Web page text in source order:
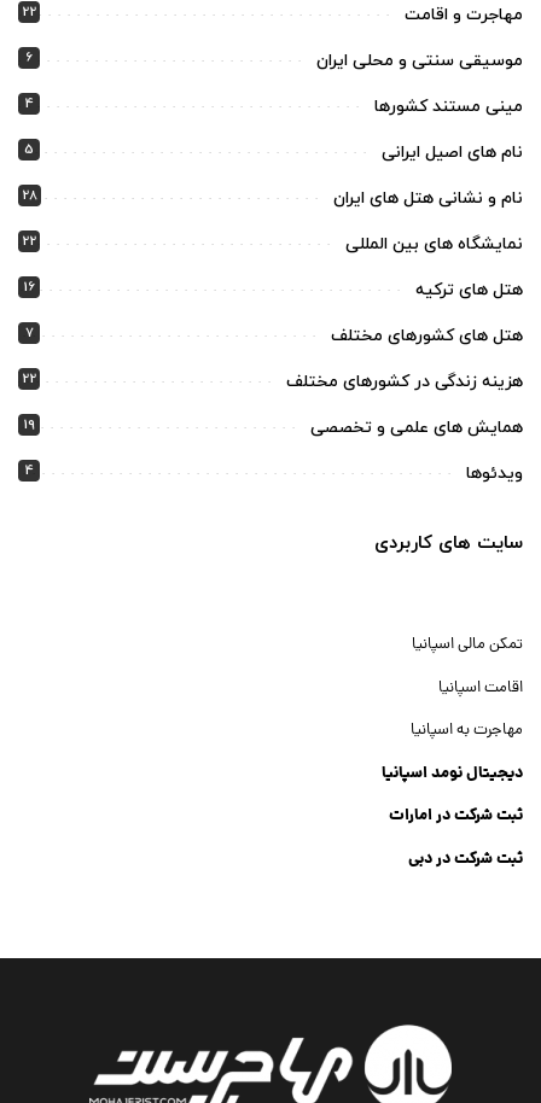
مهاجرت و اقامت 22
موسیقی سنتی و محلی ایران 6
مینی مستند کشورها 4
نام های اصیل ایرانی 5
نام و نشانی هتل های ایران 28
نمایشگاه های بین المللی 22
هتل های ترکیه 16
هتل های کشورهای مختلف 7
هزینه زندگی در کشورهای مختلف 22
همایش های علمی و تخصصی 19
ویدئوها 4
سایت های کاربردی
تمکن مالی اسپانیا
اقامت اسپانیا
مهاجرت به اسپانیا
دیجیتال نومد اسپانیا
ثبت شرکت در امارات
ثبت شرکت در دبی